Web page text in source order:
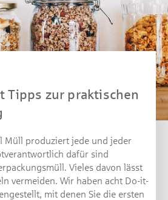
Tipps zur praktischen
Müll produziert jede und jeder
dafür sind
Vieles davon lässt
vermeiden. Wir haben acht Do-it-
mit denen Sie die ersten
und
unserem Gewinnspiel! Bis 31.
verlosen wir 10 Gutscheine des
Göppingen im Wert
einfach folgende Frage:
feiert die Kreissparkasse
in diesem Jahr?